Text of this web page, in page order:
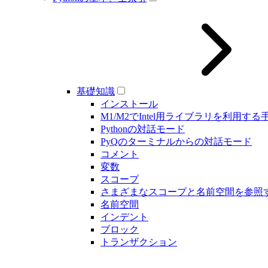
基礎知識
インストール
M1/M2でIntel用ライブラリを利用する
Pythonの対話モード
PyQのターミナルからの対話モード
コメント
変数
スコープ
さまざまなスコープと名前空間を参照
名前空間
インデント
ブロック
トランザクション